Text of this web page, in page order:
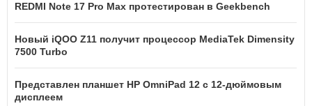
REDMI Note 17 Pro Max протестирован в Geekbench
Новый iQOO Z11 получит процессор MediaTek Dimensity
7500 Turbo
Представлен планшет HP OmniPad 12 с 12-дюймовым
дисплеем